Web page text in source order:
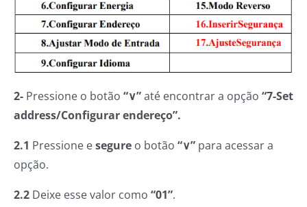
2- Pressione o botão “∨”até encontrar a opção “7-Set
address/Configurar endereço”.
2.1 Pressione esegure o botão “∨” para acessar a
opção.
2.2 Deixe esse valor como “01”.